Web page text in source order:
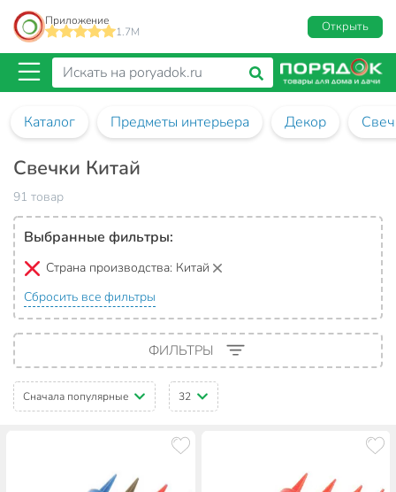
Приложение
1.7M
Открыть
Каталог Предметы интерьера Декор
Свечки Китай
91 товар
Выбранные фильтры:
Страна производства: Китай
Сбросить все фильтры
ФИЛЬТРЫ
Сначала популярные 32